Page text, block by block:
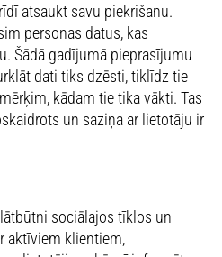
atsaukt savu piekrišanu.
personas datus, kas
Šādā gadījumā pieprasījumu
dati tiks dzēsti, tiklīdz tie
kādam tie tika vākti. Tas
un saziņa ar lietotāju ir
sociālajos tīklos un
aktīviem klientiem,